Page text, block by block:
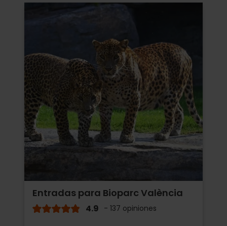
Entradas para Bioparc València
4.9 - 137 opiniones